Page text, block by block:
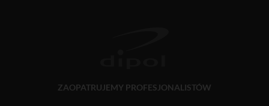
ZAOPATRUJEMY PROFESJONALISTÓW